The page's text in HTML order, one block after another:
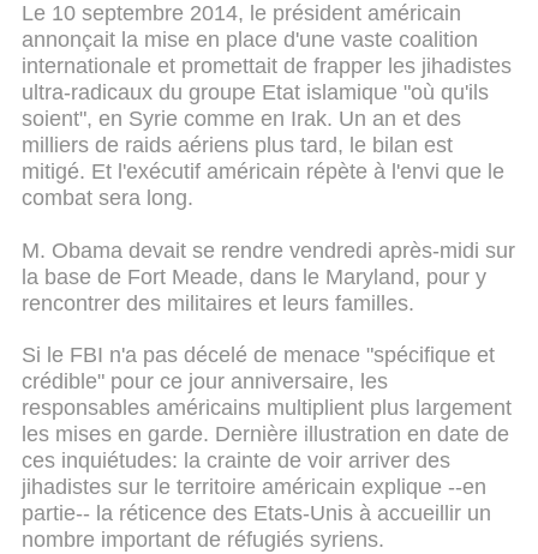
Le 10 septembre 2014, le président américain
annonçait la mise en place d'une vaste coalition
internationale et promettait de frapper les jihadistes
ultra-radicaux du groupe Etat islamique "où qu'ils
soient", en Syrie comme en Irak. Un an et des
milliers de raids aériens plus tard, le bilan est
mitigé. Et l'exécutif américain répète à l'envi que le
combat sera long.
M. Obama devait se rendre vendredi après-midi sur
la base de Fort Meade, dans le Maryland, pour y
rencontrer des militaires et leurs familles.
Si le FBI n'a pas décelé de menace "spécifique et
crédible" pour ce jour anniversaire, les
responsables américains multiplient plus largement
les mises en garde. Dernière illustration en date de
ces inquiétudes: la crainte de voir arriver des
jihadistes sur le territoire américain explique --en
partie-- la réticence des Etats-Unis à accueillir un
nombre important de réfugiés syriens.